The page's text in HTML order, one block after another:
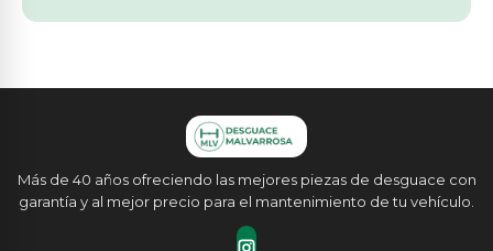
Más de 40 años ofreciendo las mejores piezas de desguace con
garantía y al mejor precio para el mantenimiento de tu vehículo.